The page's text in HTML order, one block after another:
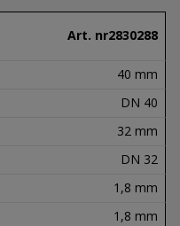
Art. nr2830288
40 mm
DN 40
32 mm
DN 32
1,8 mm
1,8 mm